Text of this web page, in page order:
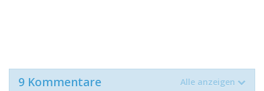
9 Kommentare Alle anzeigen